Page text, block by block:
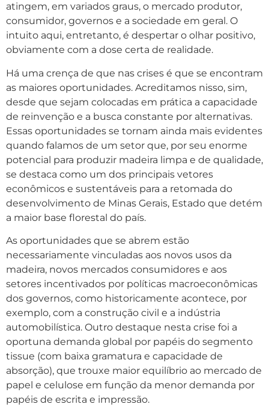
atingem, em variados graus, o mercado produtor,
consumidor, governos e a sociedade em geral. O
intuito aqui, entretanto, é despertar o olhar positivo,
obviamente com a dose certa de realidade.
Há uma crença de que nas crises é que se encontram
as maiores oportunidades. Acreditamos nisso, sim,
desde que sejam colocadas em prática a capacidade
de reinvenção e a busca constante por alternativas.
Essas oportunidades se tornam ainda mais evidentes
quando falamos de um setor que, por seu enorme
potencial para produzir madeira limpa e de qualidade,
se destaca como um dos principais vetores
econômicos e sustentáveis para a retomada do
desenvolvimento de Minas Gerais, Estado que detém
a maior base florestal do país.
As oportunidades que se abrem estão
necessariamente vinculadas aos novos usos da
madeira, novos mercados consumidores e aos
setores incentivados por políticas macroeconômicas
dos governos, como historicamente acontece, por
exemplo, com a construção civil e a indústria
automobilística. Outro destaque nesta crise foi a
oportuna demanda global por papéis do segmento
tissue (com baixa gramatura e capacidade de
absorção), que trouxe maior equilíbrio ao mercado de
papel e celulose em função da menor demanda por
papéis de escrita e impressão.